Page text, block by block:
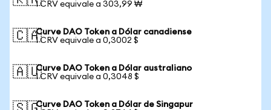
1 CRV equivale a 303,99 ₩
🇨🇦Curve DAO Token a Dólar canadiense
1 CRV equivale a 0,3002 $
🇦🇺Curve DAO Token a Dólar australiano
1 CRV equivale a 0,3048 $
Curve DAO Token a Dólar de Singapur